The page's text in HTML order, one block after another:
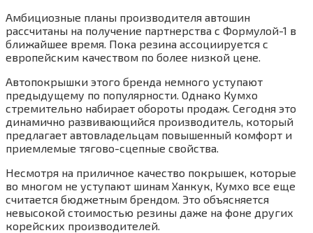
Амбициозные планы производителя автошин
рассчитаны на получение партнерства с Формулой-1 в
ближайшее время. Пока резина ассоциируется с
европейским качеством по более низкой цене.
Автопокрышки этого бренда немного уступают
предыдущему по популярности. Однако Кумхо
стремительно набирает обороты продаж. Сегодня это
динамично развивающийся производитель, который
предлагает автовладельцам повышенный комфорт и
приемлемые тягово-сцепные свойства.
Несмотря на приличное качество покрышек, которые
во многом не уступают шинам Ханкук, Кумхо все еще
считается бюджетным брендом. Это объясняется
невысокой стоимостью резины даже на фоне других
корейских производителей.